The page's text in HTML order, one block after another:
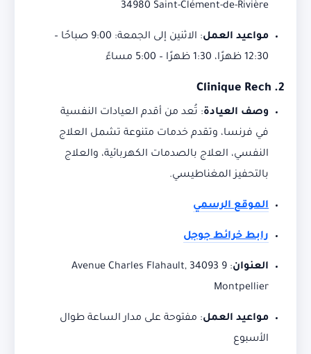
34980 Saint-Clément-de-Rivière
مواعيد العمل:
الاثنين إلى الجمعة: 9:00 صباحًا –
12:30 ظهرًا، 1:30 ظهرًا – 5:00 مساءً
2.
Clinique Rech
وصف العيادة: تُعد من أقدم العيادات النفسية
في فرنسا، وتقدم خدمات متنوعة تشمل العلاج
النفسي، العلاج بالصدمات الكهربائية، والعلاج
بالتحفيز المغناطيسي.
الموقع الرسمي
رابط خرائط جوجل
العنوان:
9 Avenue Charles Flahault, 34093
Montpellier
مواعيد العمل: مفتوحة على مدار الساعة طوال
الأسبوع